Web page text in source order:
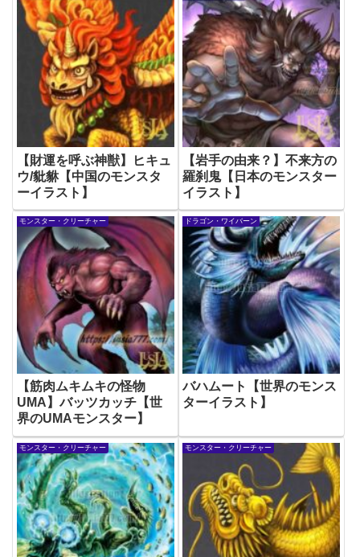
【財運を呼ぶ神獣】ヒキュ
ウ/豼貅【中国のモンスタ
ーイラスト】
【岩手の由来？】不来方の
羅刹鬼【日本のモンスター
イラスト】
モンスター・クリーチャー
【筋肉ムキムキの怪物
UMA】バッツカッチ【世
界のUMAモンスター】
ドラゴン・ワイバーン
バハムート【世界のモンス
ターイラスト】
モンスター・クリーチャー モンスター・クリーチャー